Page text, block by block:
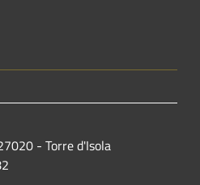
- Torre d'Isola